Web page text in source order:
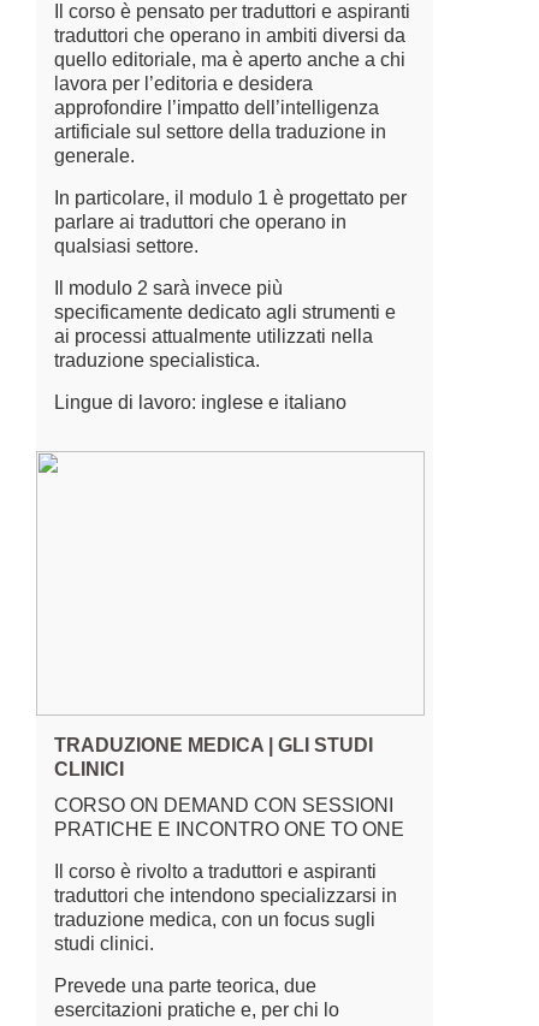
Il corso è pensato per traduttori e aspiranti
traduttori che operano in ambiti diversi da
quello editoriale, ma è aperto anche a chi
lavora per l’editoria e desidera
approfondire l’impatto dell’intelligenza
artificiale sul settore della traduzione in
generale.
In particolare, il modulo 1 è progettato per
parlare ai traduttori che operano in
qualsiasi settore.
Il modulo 2 sarà invece più
specificamente dedicato agli strumenti e
ai processi attualmente utilizzati nella
traduzione specialistica.
Lingue di lavoro: inglese e italiano
TRADUZIONE MEDICA | GLI STUDI
CLINICI
CORSO ON DEMAND CON SESSIONI
PRATICHE E INCONTRO ONE TO ONE
Il corso è rivolto a traduttori e aspiranti
traduttori che intendono specializzarsi in
traduzione medica, con un focus sugli
studi clinici.
Prevede una parte teorica, due
esercitazioni pratiche e, per chi lo